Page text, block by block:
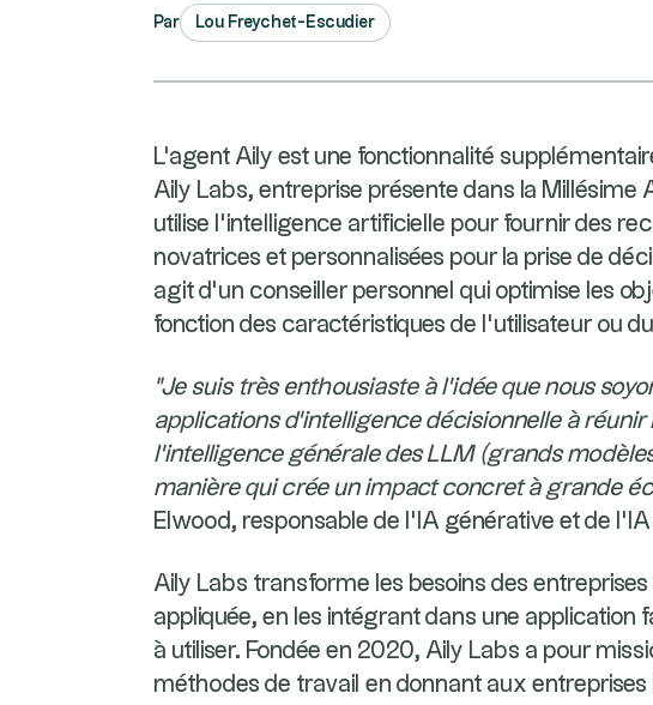
Par Lou Freychet-Escudier
L'agent Aily est une fonctionnalité
Aily Labs, entreprise présente dans la Millésime
utilise l'intelligence artificielle pour fournir des
novatrices et personnalisées pour la prise de
agit d’un conseiller personnel qui optimise les
fonction des caractéristiques de l'utilisateur ou
"Je suis très enthousiaste à l'idée que nous
applications d'intelligence décisionnelle à
l'intelligence générale des LLM (grands
manière qui crée un impact concret à grande
Elwood, responsable de l'IA générative et de
Aily Labs transforme les besoins des
appliquée, en les intégrant dans une application
à utiliser. Fondée en 2020, Aily Labs a pour
méthodes de travail en donnant aux